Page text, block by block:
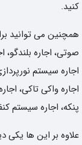
کنید.
همچنین می توانید
صوتی، اجاره بلندگو،
اجاره سیستم
اجاره واکی تاکی،
پنکه، اجاره سیستم
علاوه بر این ها یکی